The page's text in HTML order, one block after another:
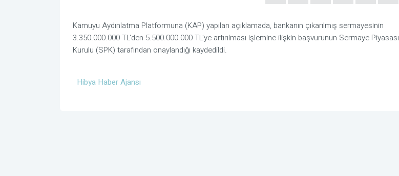
Kamuyu Aydınlatma Platformuna (KAP) yapılan açıklamada, bankanın çıkarılmış sermayesinin
3.350.000.000 TL'den 5.500.000.000 TL'ye artırılması işlemine ilişkin başvurunun Sermaye Piyasası
Kurulu (SPK) tarafından onaylandığı kaydedildi.
Hibya Haber Ajansı